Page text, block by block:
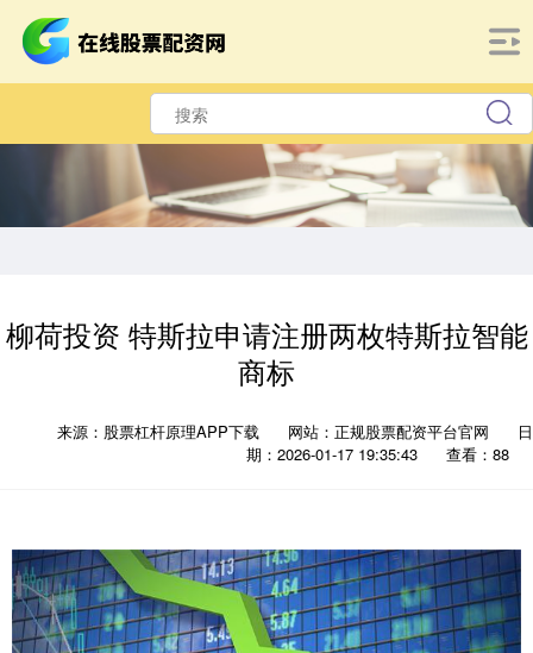
柳荷投资 特斯拉申请注册两枚特斯拉智能
商标
来源：股票杠杆原理APP下载 网站：正规股票配资平台官网
日
期：2026-01-17 19:35:43
查看：88